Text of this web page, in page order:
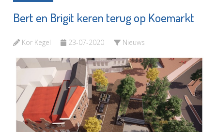
Bert en Brigit keren terug op Koemarkt
Kor Kegel 23-07-2020 Nieuws